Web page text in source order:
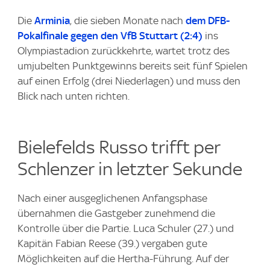
Die Arminia, die sieben Monate nach dem DFB-
Pokalfinale gegen den VfB Stuttart (2:4) ins
Olympiastadion zurückkehrte, wartet trotz des
umjubelten Punktgewinns bereits seit fünf Spielen
auf einen Erfolg (drei Niederlagen) und muss den
Blick nach unten richten.
Bielefelds Russo trifft per
Schlenzer in letzter Sekunde
Nach einer ausgeglichenen Anfangsphase
übernahmen die Gastgeber zunehmend die
Kontrolle über die Partie. Luca Schuler (27.) und
Kapitän Fabian Reese (39.) vergaben gute
Möglichkeiten auf die Hertha-Führung. Auf der